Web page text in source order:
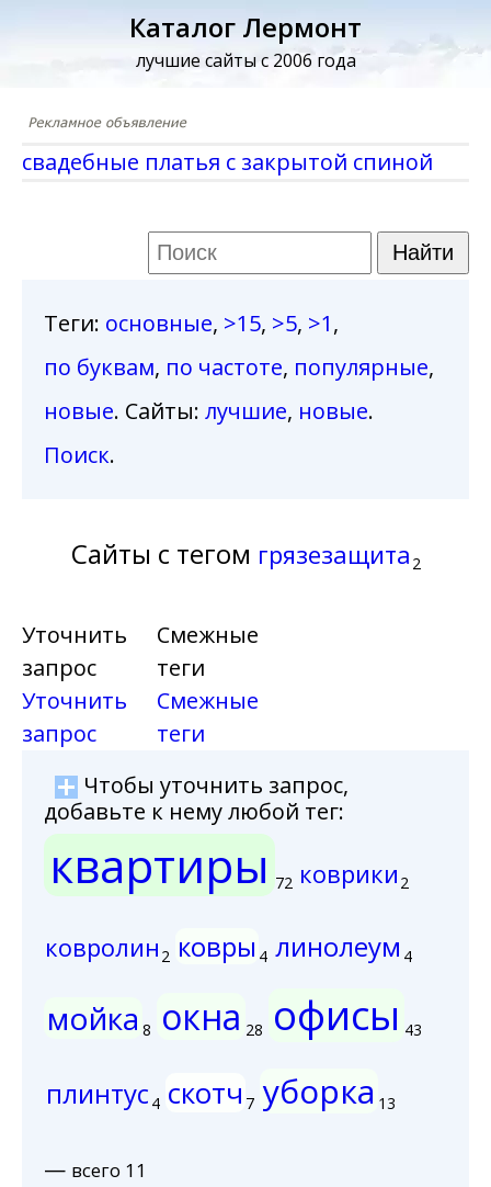
Каталог Лермонт
лучшие сайты с 2006 года
свадебные платья с закрытой спиной
Теги: основные, >15, >5, >1,
по буквам, по частоте, популярные,
новые. Сайты: лучшие, новые.
Поиск.
Сайты с тегом грязезащита 2
Уточнить
запрос
Уточнить
запрос
Смежные
теги
Смежные
теги
Чтобы уточнить запрос,
добавьте к нему любой тег:
квартиры 72 коврики 2
ковролин 2 ковры 4 линолеум 4
мойка 8 окна 28 офисы 43
плинтус 4 скотч 7 уборка 13
— всего 11